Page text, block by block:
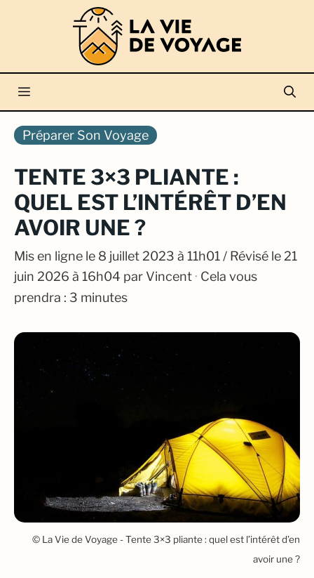
Menu
Préparer Son Voyage
TENTE 3×3 PLIANTE :
QUEL EST L’INTÉRÊT D’EN
AVOIR UNE ?
Mis en ligne le 8 juillet 2023 à 11h01 / Révisé le 21
juin 2026 à 16h04 par Vincent · Cela vous
prendra : 3 minutes
© La Vie de Voyage - Tente 3×3 pliante : quel est l’intérêt d’en
avoir une ?